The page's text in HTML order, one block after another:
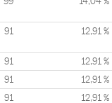
91 12,91 %
91 12,91 %
91 12,91 %
91 12,91 %